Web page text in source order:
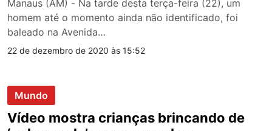
Manaus (AM) - Na tarde desta terça-feira (22), um
homem até o momento ainda não identificado, foi
baleado na Avenida…
22 de dezembro de 2020 às 15:52
Mundo
Vídeo mostra crianças brincando de